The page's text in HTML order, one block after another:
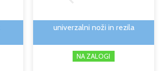
univerzalni noži in rezila
NA ZALOGI